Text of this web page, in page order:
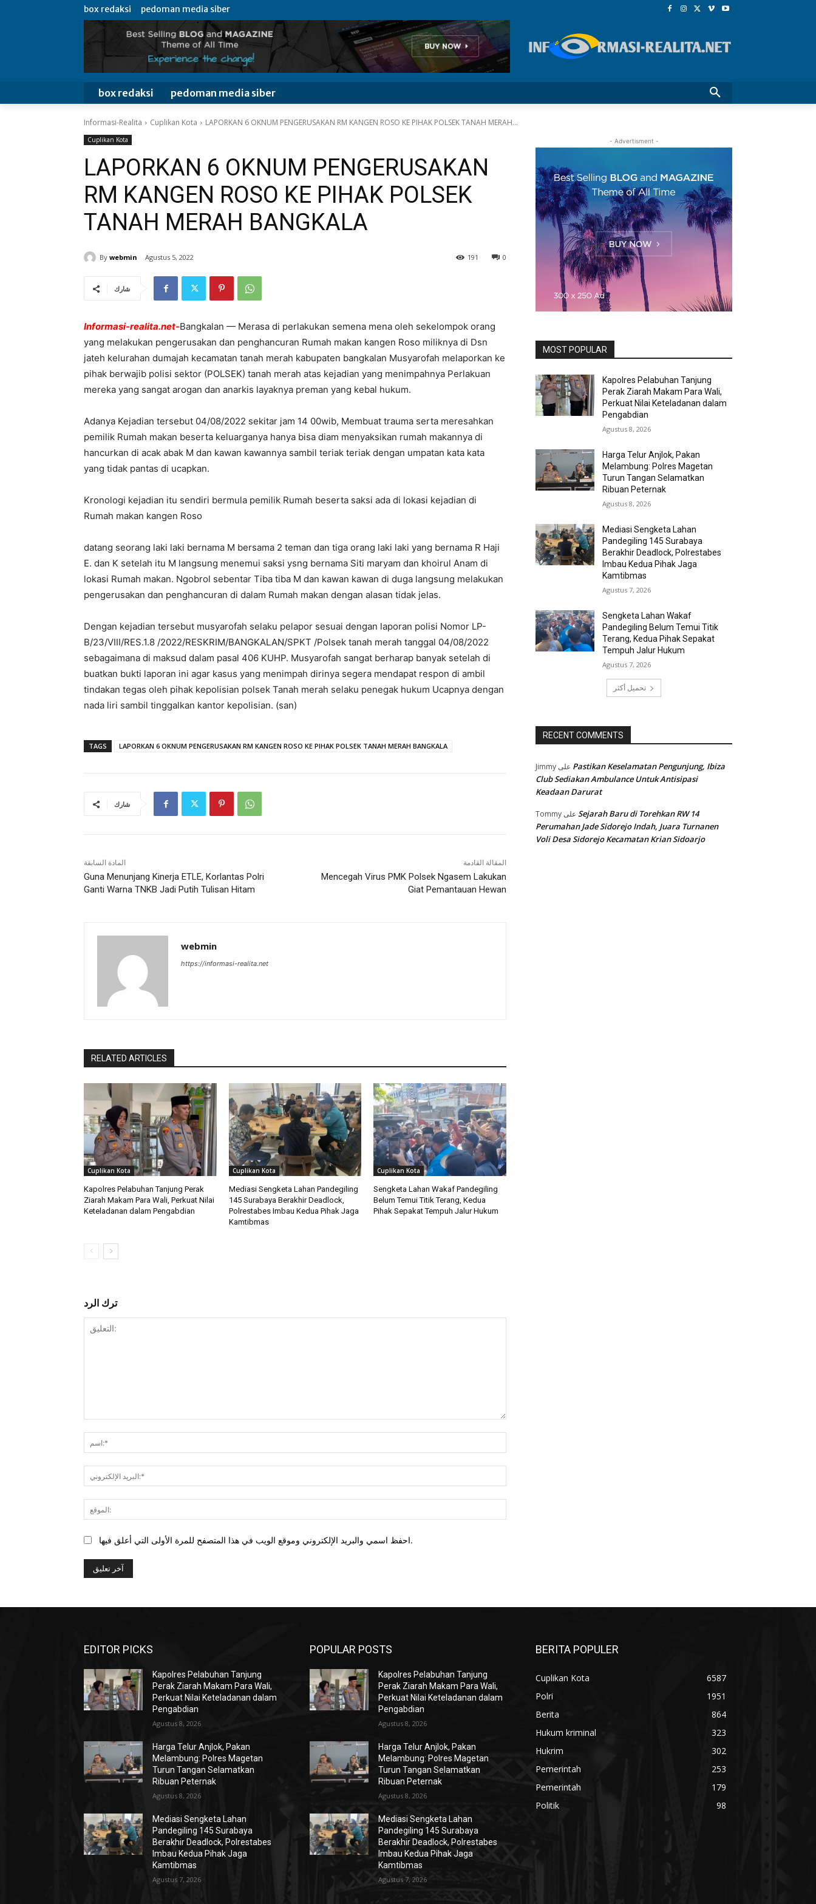
box redaksi pedoman media siber
box redaksi pedoman media siber
Informasi-Realita Cuplikan Kota LAPORKAN 6 OKNUM PENGERUSAKAN RM KANGEN ROSO KE PIHAK POLSEK TANAH MERAH...
Cuplikan Kota
LAPORKAN 6 OKNUM PENGERUSAKAN
RM KANGEN ROSO KE PIHAK POLSEK
TANAH MERAH BANGKALA
By webmin Agustus 5, 2022 0
191
شارك
Informasi-realita.net-Bangkalan — Merasa di perlakukan semena mena oleh sekelompok orang
yang melakukan pengerusakan dan penghancuran Rumah makan kangen Roso miliknya di Dsn
jateh kelurahan dumajah kecamatan tanah merah kabupaten bangkalan Musyarofah melaporkan ke
pihak berwajib polisi sektor (POLSEK) tanah merah atas kejadian yang menimpahnya Perlakuan
mereka yang sangat arogan dan anarkis layaknya preman yang kebal hukum.
Adanya Kejadian tersebut 04/08/2022 sekitar jam 14 00wib, Membuat trauma serta meresahkan
pemilik Rumah makan beserta keluarganya hanya bisa diam menyaksikan rumah makannya di
hancurkan di acak abak M dan kawan kawannya sambil teriak teriak dengan umpatan kata kata
yang tidak pantas di ucapkan.
Kronologi kejadian itu sendiri bermula pemilik Rumah beserta saksi ada di lokasi kejadian di
Rumah makan kangen Roso
datang seorang laki laki bernama M bersama 2 teman dan tiga orang laki laki yang bernama R Haji
E. dan K setelah itu M langsung menemui saksi ysng bernama Siti maryam dan khoirul Anam di
lokasi Rumah makan. Ngobrol sebentar Tiba tiba M dan kawan kawan di duga langsung melakukan
pengerusakan dan penghancuran di dalam Rumah makan dengan alasan tidak jelas.
Dengan kejadian tersebut musyarofah selaku pelapor sesuai dengan laporan polisi Nomor LP-
B/23/VIII/RES.1.8 /2022/RESKRIM/BANGKALAN/SPKT /Polsek tanah merah tanggal 04/08/2022
sebagaimana di maksud dalam pasal 406 KUHP. Musyarofah sangat berharap banyak setelah di
buatkan bukti laporan ini agar kasus yang menimpah dirinya segera mendapat respon di ambil
tindakan tegas oleh pihak kepolisian polsek Tanah merah selaku penegak hukum Ucapnya dengan
nada liri sambil tinggalkan kantor kepolisian. (san)
TAGS LAPORKAN 6 OKNUM PENGERUSAKAN RM KANGEN ROSO KE PIHAK POLSEK TANAH MERAH BANGKALA
شارك
المادة السابقة
Guna Menunjang Kinerja ETLE, Korlantas Polri
Ganti Warna TNKB Jadi Putih Tulisan Hitam
المقالة القادمة
Mencegah Virus PMK Polsek Ngasem Lakukan
Giat Pemantauan Hewan
webmin
https://informasi-realita.net
RELATED ARTICLES
Cuplikan Kota
Kapolres Pelabuhan Tanjung Perak
Ziarah Makam Para Wali, Perkuat Nilai
Keteladanan dalam Pengabdian
Cuplikan Kota
Mediasi Sengketa Lahan Pandegiling
145 Surabaya Berakhir Deadlock,
Polrestabes Imbau Kedua Pihak Jaga
Kamtibmas
Cuplikan Kota
Sengketa Lahan Wakaf Pandegiling
Belum Temui Titik Terang, Kedua
Pihak Sepakat Tempuh Jalur Hukum
ترك الرد
احفظ اسمي والبريد الإلكتروني وموقع الويب في هذا المتصفح للمرة الأولى التي أعلق فيها.
- Advertisment -
MOST POPULAR
Kapolres Pelabuhan Tanjung
Perak Ziarah Makam Para Wali,
Perkuat Nilai Keteladanan dalam
Pengabdian
Agustus 8, 2026
Harga Telur Anjlok, Pakan
Melambung: Polres Magetan
Turun Tangan Selamatkan
Ribuan Peternak
Agustus 8, 2026
Mediasi Sengketa Lahan
Pandegiling 145 Surabaya
Berakhir Deadlock, Polrestabes
Imbau Kedua Pihak Jaga
Kamtibmas
Agustus 7, 2026
Sengketa Lahan Wakaf
Pandegiling Belum Temui Titik
Terang, Kedua Pihak Sepakat
Tempuh Jalur Hukum
Agustus 7, 2026
تحميل أكثر
RECENT COMMENTS
Jimmy
Pastikan Keselamatan Pengunjung, Ibiza
Club Sediakan Ambulance Untuk Antisipasi
Keadaan Darurat
Tommy
Sejarah Baru di Torehkan RW 14
Perumahan Jade Sidorejo Indah, Juara Turnanen
Voli Desa Sidorejo Kecamatan Krian Sidoarjo
EDITOR PICKS
Kapolres Pelabuhan Tanjung
Perak Ziarah Makam Para Wali,
Perkuat Nilai Keteladanan dalam
Pengabdian
Agustus 8, 2026
Harga Telur Anjlok, Pakan
Melambung: Polres Magetan
Turun Tangan Selamatkan
Ribuan Peternak
Agustus 8, 2026
Mediasi Sengketa Lahan
Pandegiling 145 Surabaya
Berakhir Deadlock, Polrestabes
Imbau Kedua Pihak Jaga
Kamtibmas
Agustus 7, 2026
POPULAR POSTS
Kapolres Pelabuhan Tanjung
Perak Ziarah Makam Para Wali,
Perkuat Nilai Keteladanan dalam
Pengabdian
Agustus 8, 2026
Harga Telur Anjlok, Pakan
Melambung: Polres Magetan
Turun Tangan Selamatkan
Ribuan Peternak
Agustus 8, 2026
Mediasi Sengketa Lahan
Pandegiling 145 Surabaya
Berakhir Deadlock, Polrestabes
Imbau Kedua Pihak Jaga
Kamtibmas
Agustus 7, 2026
BERITA POPULER
Cuplikan Kota
6587
Polri
1951
Berita
864
Hukum kriminal
323
Hukrim
302
Pemerintah
253
Pemerintah
179
Politik
98